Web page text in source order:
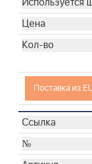
Поставка из